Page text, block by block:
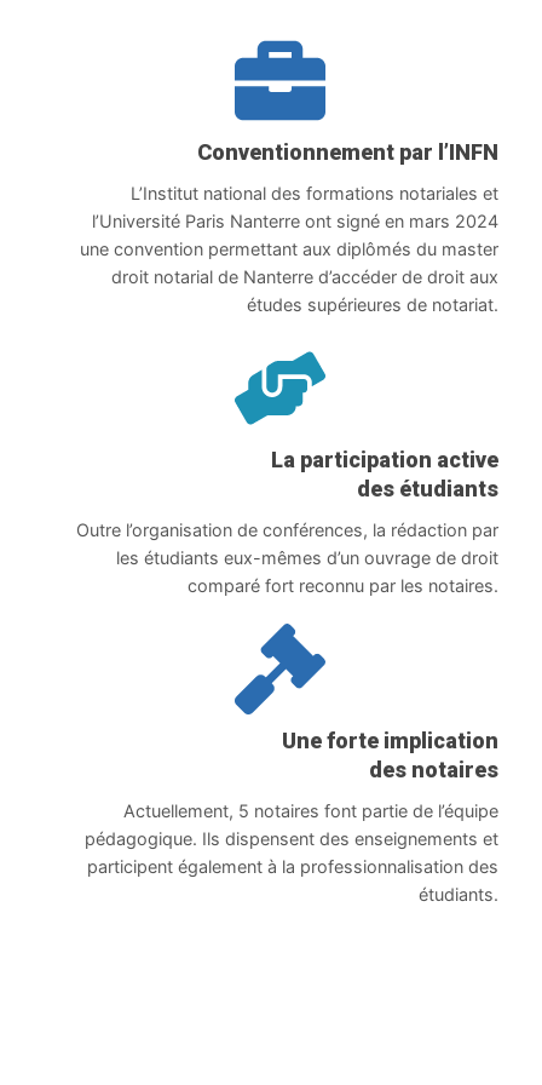
Conventionnement par l’INFN
L’Institut national des formations notariales et
l’Université Paris Nanterre ont signé en mars 2024
une convention permettant aux diplômés du master
droit notarial de Nanterre d’accéder de droit aux
études supérieures de notariat.
La participation active
des étudiants
Outre l’organisation de conférences, la rédaction par
les étudiants eux-mêmes d’un ouvrage de droit
comparé fort reconnu par les notaires.
Une forte implication
des notaires
Actuellement, 5 notaires font partie de l’équipe
pédagogique. Ils dispensent des enseignements et
participent également à la professionnalisation des
étudiants.